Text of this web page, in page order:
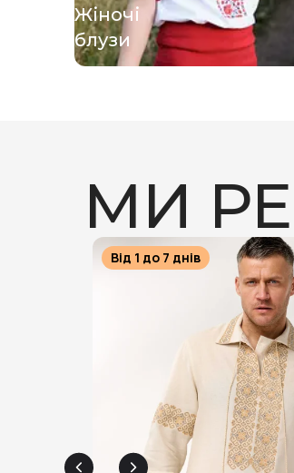
Жіночі
блузи
МИ
Від 1 до 7 днів